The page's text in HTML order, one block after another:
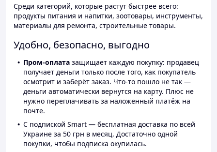
Среди категорий, которые растут быстрее всего:
продукты питания и напитки, зоотовары, инструменты,
материалы для ремонта, строительные товары.
Удобно, безопасно, выгодно
Пром-оплата защищает каждую покупку: продавец
получает деньги только после того, как покупатель
осмотрит и заберёт заказ. Что-то пошло не так —
деньги автоматически вернутся на карту. Плюс не
нужно переплачивать за наложенный платёж на
почте.
С подпиской Smart — бесплатная доставка по всей
Украине за 50 грн в месяц. Достаточно одной
покупки, чтобы подписка окупилась.